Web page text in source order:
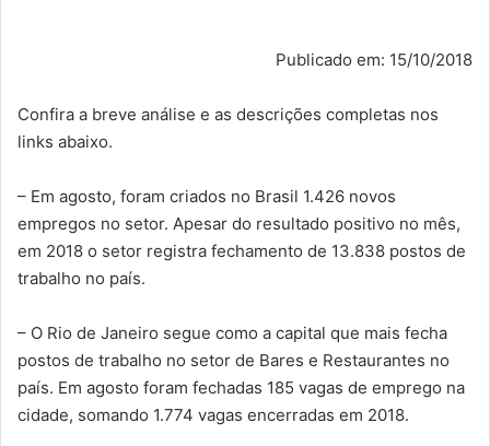
Publicado em: 15/10/2018
Confira a breve análise e as descrições completas nos
links abaixo.
– Em agosto, foram criados no Brasil 1.426 novos
empregos no setor. Apesar do resultado positivo no mês,
em 2018 o setor registra fechamento de 13.838 postos de
trabalho no país.
– O Rio de Janeiro segue como a capital que mais fecha
postos de trabalho no setor de Bares e Restaurantes no
país. Em agosto foram fechadas 185 vagas de emprego na
cidade, somando 1.774 vagas encerradas em 2018.